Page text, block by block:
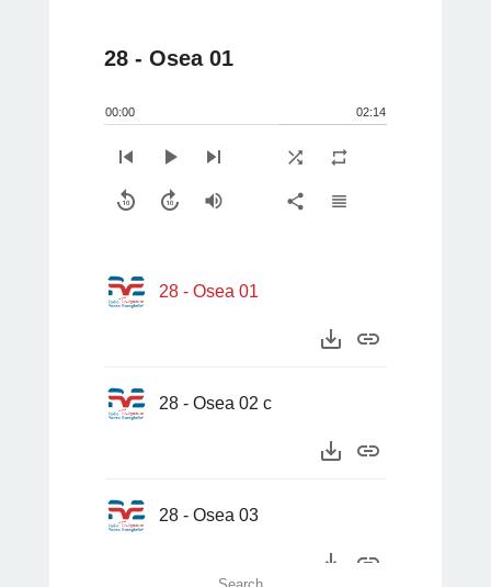
28 - Osea 01
00:00 02:14
skip_previous play_arrow
skip_next
replay_10
forward_10 volume_up
shuffle repeat
share view_headline
28 - Osea 01
save_alt link
28 - Osea 02 c
save_alt link
28 - Osea 03
save_alt link